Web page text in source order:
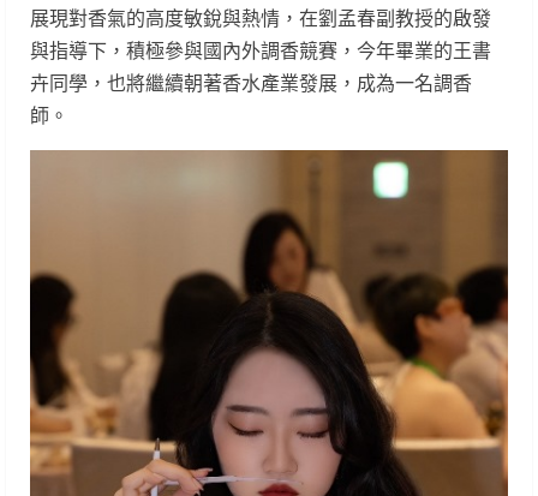
展現對香氣的高度敏銳與熱情，在劉孟春副教授的啟發
與指導下，積極參與國內外調香競賽，今年畢業的王書
卉同學，也將繼續朝著香水產業發展，成為一名調香
師。